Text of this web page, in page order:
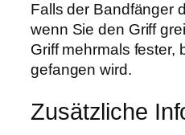
Falls der Bandfänger
wenn Sie den Griff
Griff mehrmals fester,
gefangen wird.
Zusätzliche